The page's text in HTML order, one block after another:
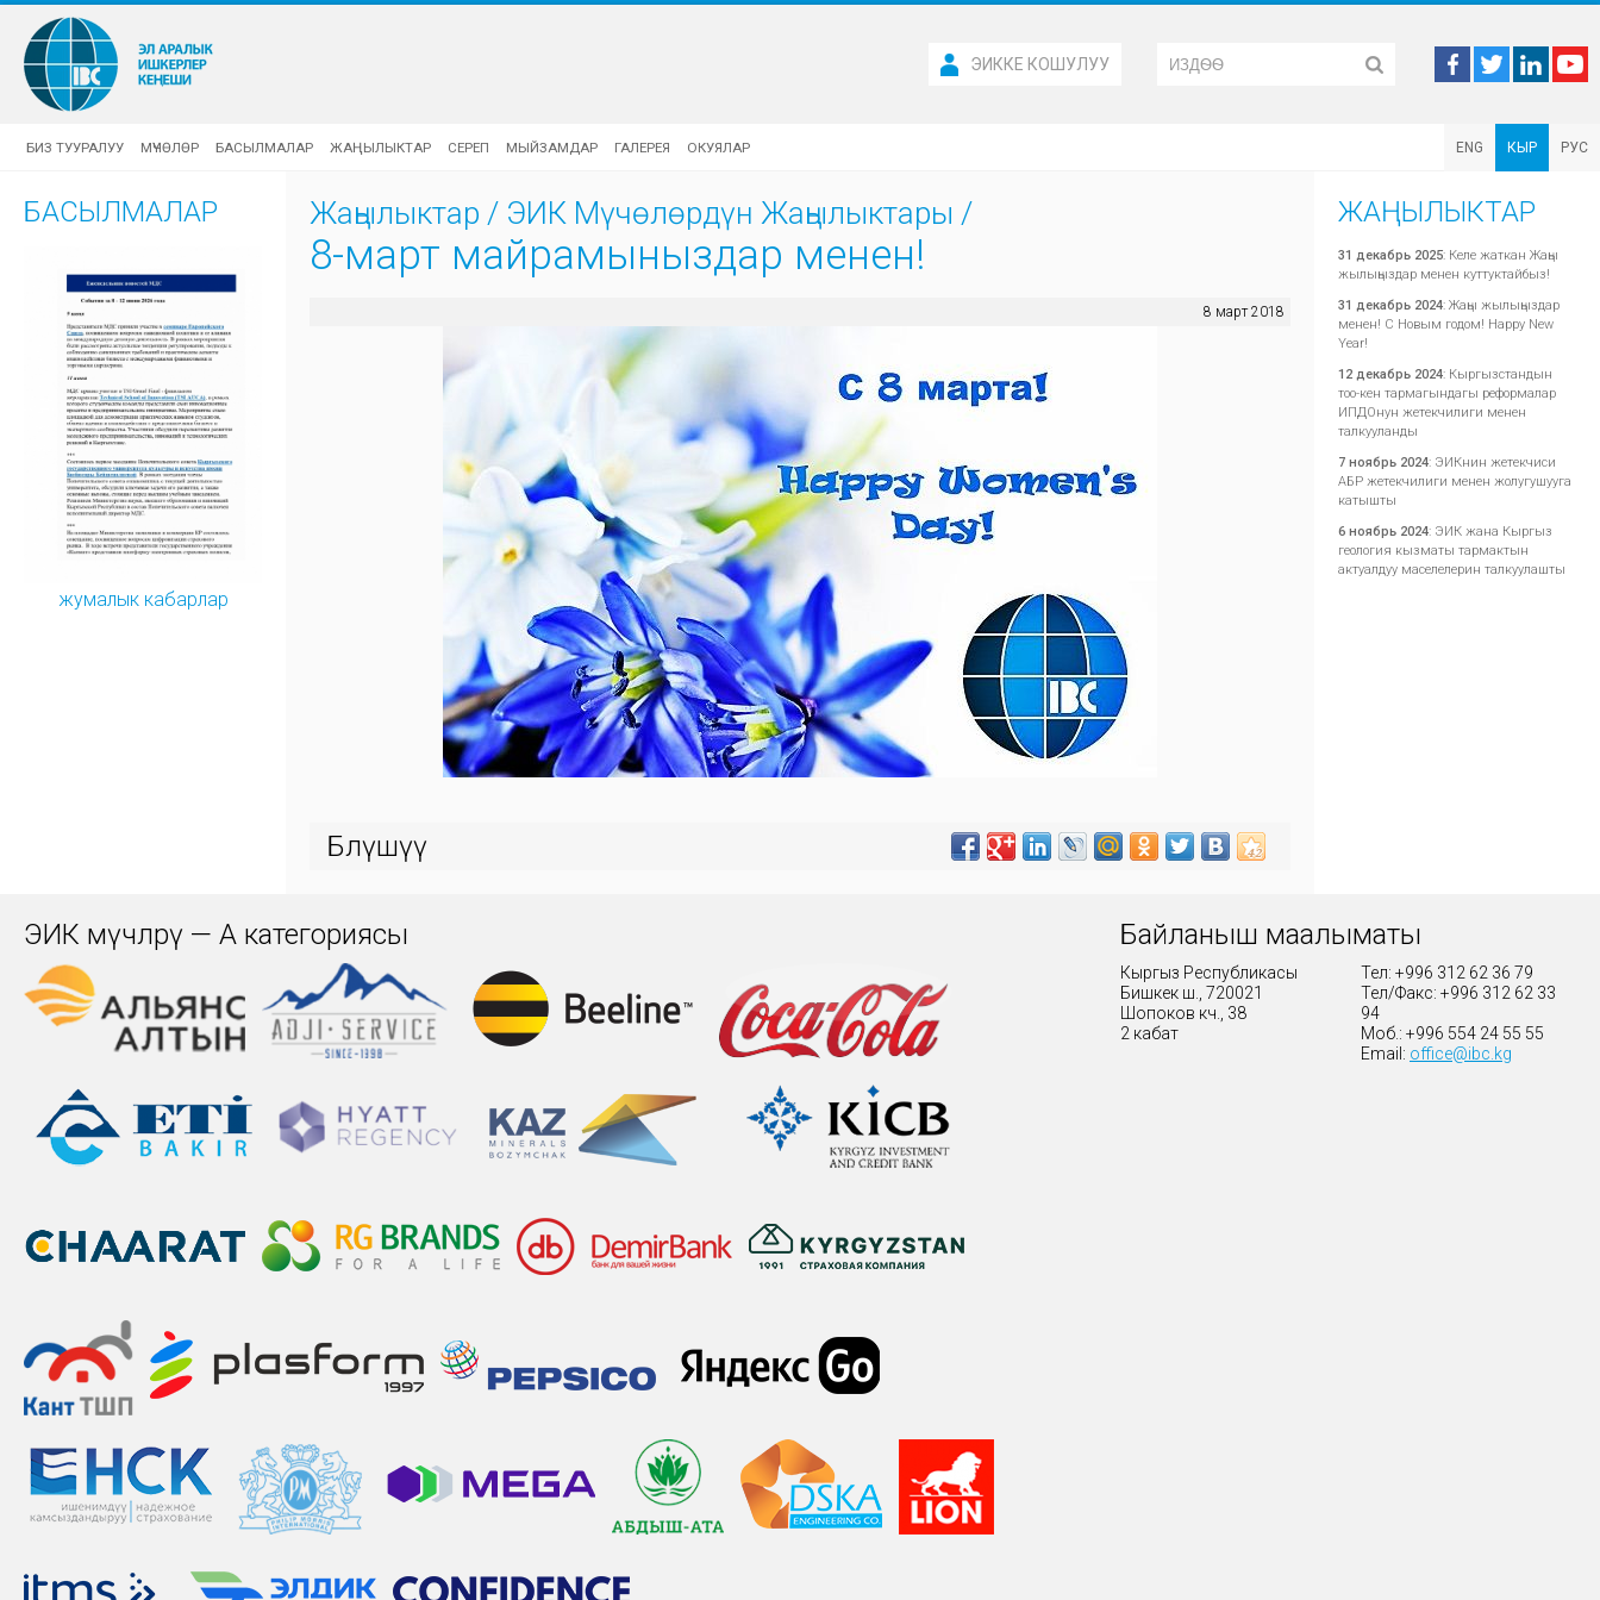
БИЗ ТУУРАЛУУ МҮЧӨЛӨР БАСЫЛМАЛАР ЖАҢЫЛЫКТАР СЕРЕП МЫЙЗАМДАР ГАЛЕРЕЯ ОКУЯЛАР ENG КЫР РУС
ЭИККЕ КОШУЛУУ
БАСЫЛМАЛАР
жумалык кабарлар
Жаңылыктар / ЭИК Мүчөлөрдүн Жаңылыктары /
8-март майрамыныздар менен!
8 март 2018
Бөлүшүү
ЖАҢЫЛЫКТАР
31 декабрь 2025: Келе жаткан Жаңы
жылыңыздар менен куттуктайбыз!
31 декабрь 2024: Жаңы жылыңыздар
менен! С Новым годом! Happy New
Year!
12 декабрь 2024: Кыргызстандын
тоо-кен тармагындагы реформалар
ИПДОнун жетекчилиги менен
талкууланды
7 ноябрь 2024: ЭИКнин жетекчиси
АБР жетекчилиги менен жолугушууга
катышты
6 ноябрь 2024: ЭИК жана Кыргыз
геология кызматы тармактын
актуалдуу маселелерин талкуулашты
ЭИК мүчөлөрү — А категориясы Байланыш маалыматы
Кыргыз Республикасы
Бишкек ш., 720021
Шопоков көч., 38
2 кабат
Тел: +996 312 62 36 79
Тел/Факс: +996 312 62 33
94
Моб.: +996 554 24 55 55
Email: office@ibc.kg